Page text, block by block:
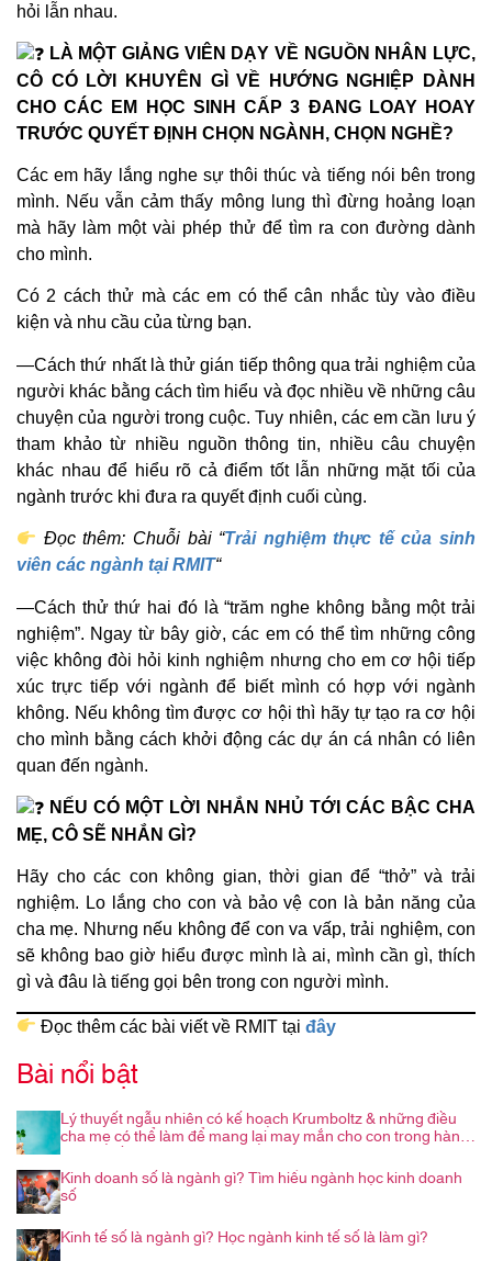
hỏi lẫn nhau.
LÀ MỘT GIẢNG VIÊN DẠY VỀ NGUỒN NHÂN LỰC,
CÔ CÓ LỜI KHUYÊN GÌ VỀ HƯỚNG NGHIỆP DÀNH
CHO CÁC EM HỌC SINH CẤP 3 ĐANG LOAY HOAY
TRƯỚC QUYẾT ĐỊNH CHỌN NGÀNH, CHỌN NGHỀ?
Các em hãy lắng nghe sự thôi thúc và tiếng nói bên trong
mình. Nếu vẫn cảm thấy mông lung thì đừng hoảng loạn
mà hãy làm một vài phép thử để tìm ra con đường dành
cho mình.
Có 2 cách thử mà các em có thể cân nhắc tùy vào điều
kiện và nhu cầu của từng bạn.
—Cách thứ nhất là thử gián tiếp thông qua trải nghiệm của
người khác bằng cách tìm hiểu và đọc nhiều về những câu
chuyện của người trong cuộc. Tuy nhiên, các em cần lưu ý
tham khảo từ nhiều nguồn thông tin, nhiều câu chuyện
khác nhau để hiểu rõ cả điểm tốt lẫn những mặt tối của
ngành trước khi đưa ra quyết định cuối cùng.
Đọc thêm: Chuỗi bài “Trải nghiệm thực tế của sinh
viên các ngành tại RMIT“
—Cách thử thứ hai đó là “trăm nghe không bằng một trải
nghiệm”. Ngay từ bây giờ, các em có thể tìm những công
việc không đòi hỏi kinh nghiệm nhưng cho em cơ hội tiếp
xúc trực tiếp với ngành để biết mình có hợp với ngành
không. Nếu không tìm được cơ hội thì hãy tự tạo ra cơ hội
cho mình bằng cách khởi động các dự án cá nhân có liên
quan đến ngành.
NẾU CÓ MỘT LỜI NHẮN NHỦ TỚI CÁC BẬC CHA
MẸ, CÔ SẼ NHẮN GÌ?
Hãy cho các con không gian, thời gian để “thở” và trải
nghiệm. Lo lắng cho con và bảo vệ con là bản năng của
cha mẹ. Nhưng nếu không để con va vấp, trải nghiệm, con
sẽ không bao giờ hiểu được mình là ai, mình cần gì, thích
gì và đâu là tiếng gọi bên trong con người mình.
Đọc thêm các bài viết về RMIT tạiđây
Bài nổi bật
Lý thuyết ngẫu nhiên có kế hoạch Krumboltz & những điều
cha mẹ có thể làm để mang lại may mắn cho con trong hành
trình nghề nghiệp
Kinh doanh số là ngành gì? Tìm hiểu ngành học kinh doanh
số
Kinh tế số là ngành gì? Học ngành kinh tế số là làm gì?